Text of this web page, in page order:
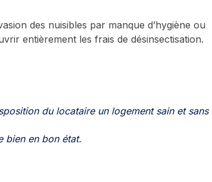
des nuisibles par manque d’hygiène ou
entièrement les frais de désinsectisation.
du locataire un logement sain et sans
bien en bon état.